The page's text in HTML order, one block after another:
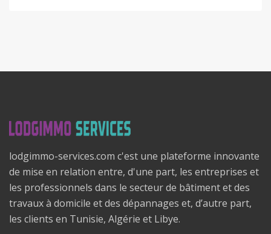
lodgimmo-services.com c'est une plateforme innovante
de mise en relation entre, d'une part, les entreprises et
les professionnels dans le secteur de bâtiment et des
travaux à domicile et des dépannages et, d’autre part,
les clients en Tunisie, Algérie et Libye.